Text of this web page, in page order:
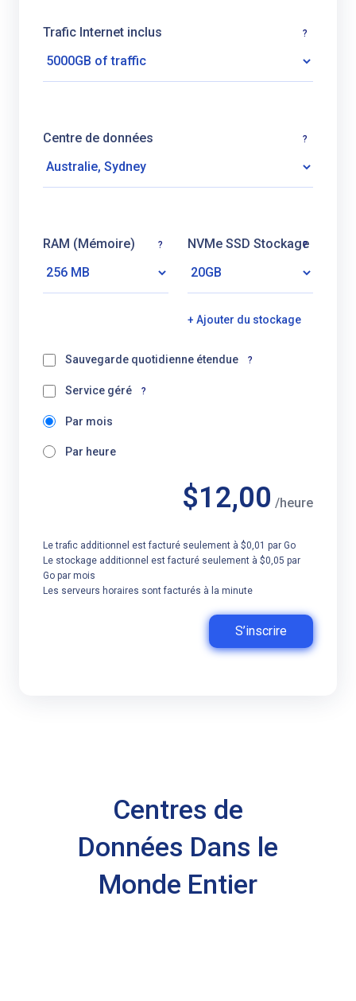
Trafic Internet inclus ?
Centre de données ?
RAM (Mémoire) ? NVMe SSD Stockage
?
+ Ajouter du stockage
Sauvegarde quotidienne étendue ?
Service géré ?
Par mois
Par heure
Le trafic additionnel est facturé seulement à $0,01 par Go
Le stockage additionnel est facturé seulement à $0,05 par
Go par mois
Les serveurs horaires sont facturés à la minute
$12,00 /heure
S’inscrire
Centres de
Données Dans le
Monde Entier